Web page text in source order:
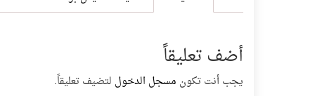
أضف تعليقاً
يجب أنت تكون مسجل الدخول لتضيف تعليقاً.